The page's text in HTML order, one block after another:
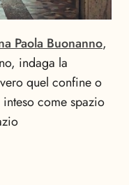
Paola Buonanno,
indaga la
quel confine o
come spazio